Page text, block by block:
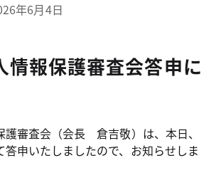
年6月4日
情報保護審査会答申に
護審査会（会長 倉吉敬）は、本日、
申いたしましたので、お知らせしま